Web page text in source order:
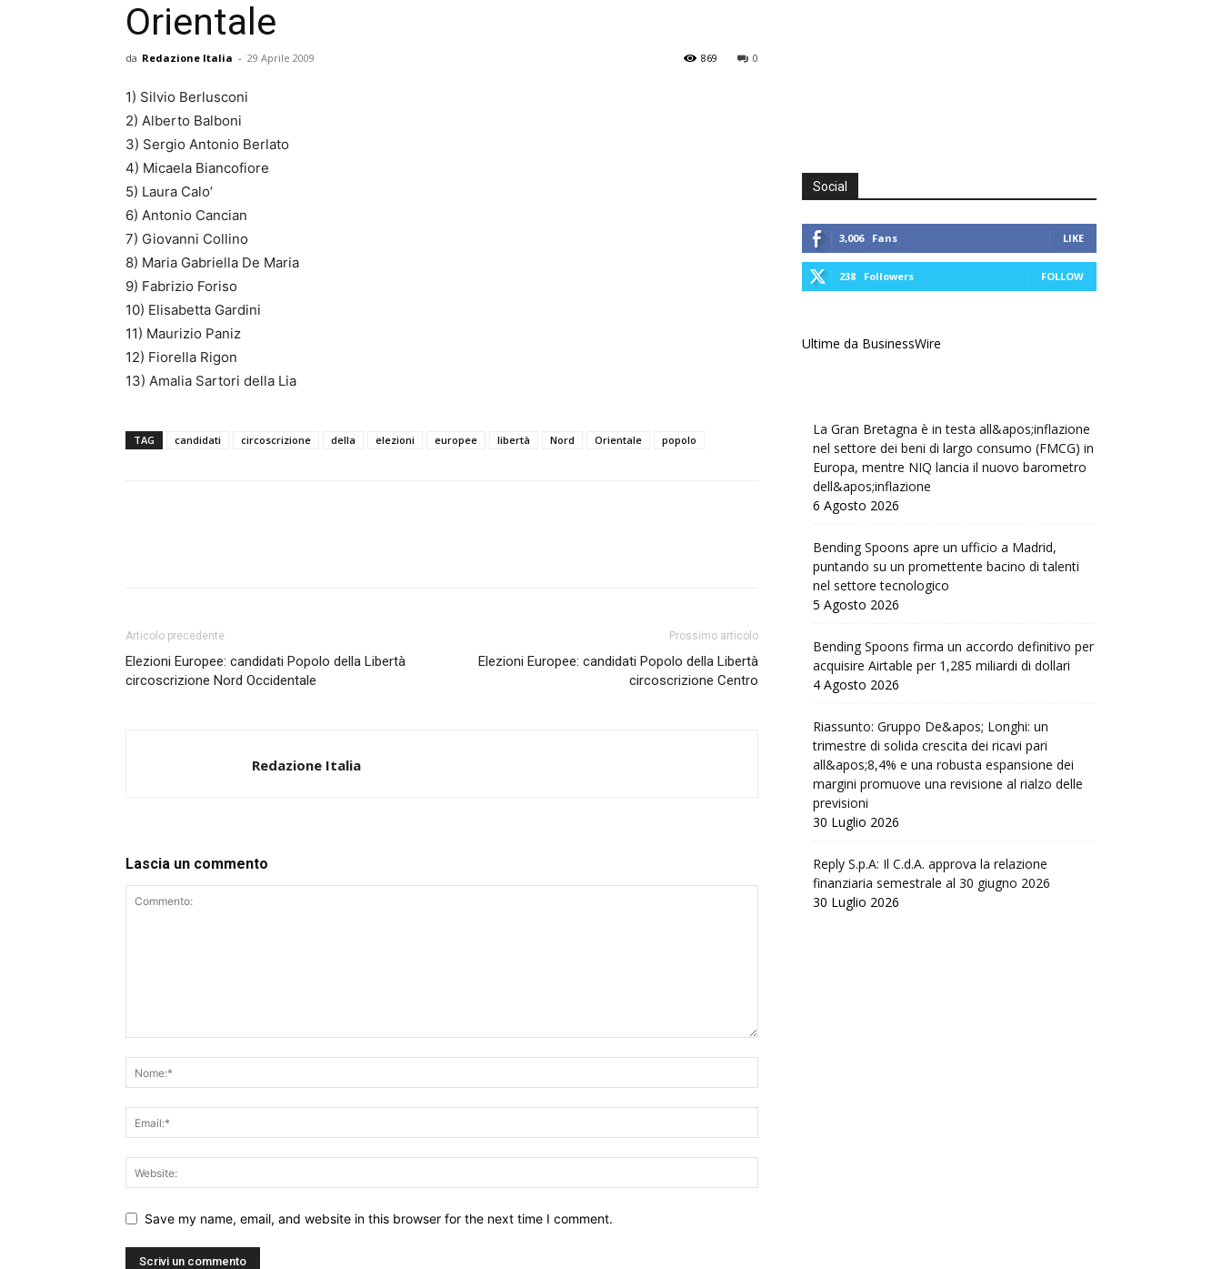
Orientale
da Redazione Italia - 29 Aprile 2009 0
869
1) Silvio Berlusconi
2) Alberto Balboni
3) Sergio Antonio Berlato
4) Micaela Biancofiore
5) Laura Calo’
6) Antonio Cancian
7) Giovanni Collino
8) Maria Gabriella De Maria
9) Fabrizio Foriso
10) Elisabetta Gardini
11) Maurizio Paniz
12) Fiorella Rigon
13) Amalia Sartori della Lia
TAG candidati circoscrizione della elezioni europee libertà Nord Orientale popolo
Articolo precedente
Elezioni Europee: candidati Popolo della Libertà
circoscrizione Nord Occidentale
Prossimo articolo
Elezioni Europee: candidati Popolo della Libertà
circoscrizione Centro
Redazione Italia
Lascia un commento
Save my name, email, and website in this browser for the next time I comment.
Social
3,006 Fans LIKE
238 Followers FOLLOW
Ultime da BusinessWire
La Gran Bretagna è in testa all&apos;inflazione
nel settore dei beni di largo consumo (FMCG) in
Europa, mentre NIQ lancia il nuovo barometro
dell&apos;inflazione
6 Agosto 2026
Bending Spoons apre un ufficio a Madrid,
puntando su un promettente bacino di talenti
nel settore tecnologico
5 Agosto 2026
Bending Spoons firma un accordo definitivo per
acquisire Airtable per 1,285 miliardi di dollari
4 Agosto 2026
Riassunto: Gruppo De&apos; Longhi: un
trimestre di solida crescita dei ricavi pari
all&apos;8,4% e una robusta espansione dei
margini promuove una revisione al rialzo delle
previsioni
30 Luglio 2026
Reply S.p.A: Il C.d.A. approva la relazione
finanziaria semestrale al 30 giugno 2026
30 Luglio 2026